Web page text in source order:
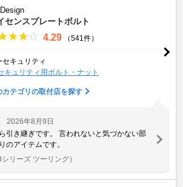
センスプレートボルト
4.29 （541件）
セキュリティ
キュリティ用ボルト・ナット
カテゴリの取付店を探す
2026年8月9日
引き継ぎです。 言われないと気づかない部
のアイテムです。
シリーズ ツーリング）